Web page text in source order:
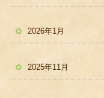
2026年1月
2025年11月